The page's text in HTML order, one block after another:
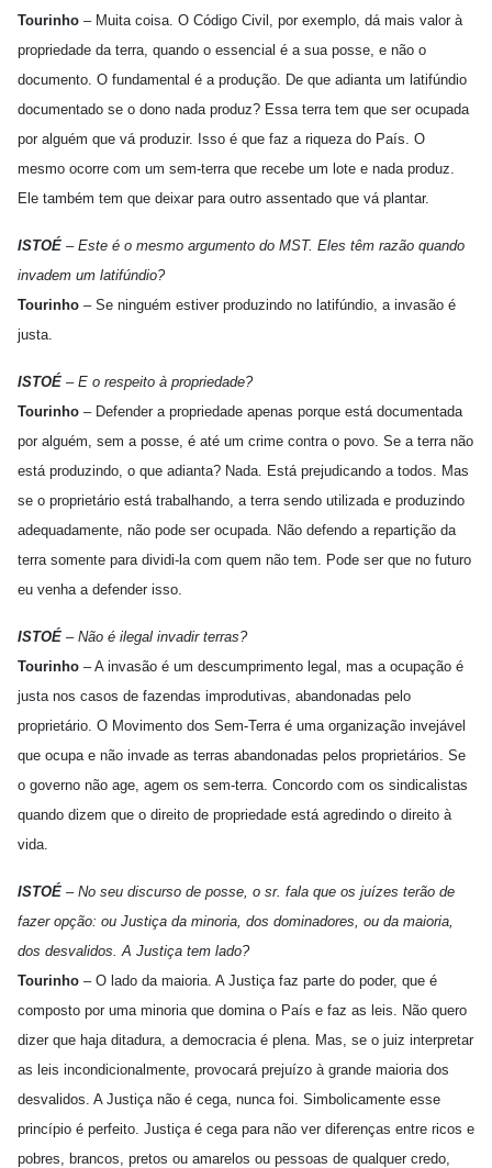
Tourinho – Muita coisa. O Código Civil, por exemplo, dá mais valor à
propriedade da terra, quando o essencial é a sua posse, e não o
documento. O fundamental é a produção. De que adianta um latifúndio
documentado se o dono nada produz? Essa terra tem que ser ocupada
por alguém que vá produzir. Isso é que faz a riqueza do País. O
mesmo ocorre com um sem-terra que recebe um lote e nada produz.
Ele também tem que deixar para outro assentado que vá plantar.
ISTOÉ – Este é o mesmo argumento do MST. Eles têm razão quando
invadem um latifúndio?
Tourinho – Se ninguém estiver produzindo no latifúndio, a invasão é
justa.
ISTOÉ – E o respeito à propriedade?
Tourinho – Defender a propriedade apenas porque está documentada
por alguém, sem a posse, é até um crime contra o povo. Se a terra não
está produzindo, o que adianta? Nada. Está prejudicando a todos. Mas
se o proprietário está trabalhando, a terra sendo utilizada e produzindo
adequadamente, não pode ser ocupada. Não defendo a repartição da
terra somente para dividi-la com quem não tem. Pode ser que no futuro
eu venha a defender isso.
ISTOÉ – Não é ilegal invadir terras?
Tourinho – A invasão é um descumprimento legal, mas a ocupação é
justa nos casos de fazendas improdutivas, abandonadas pelo
proprietário. O Movimento dos Sem-Terra é uma organização invejável
que ocupa e não invade as terras abandonadas pelos proprietários. Se
o governo não age, agem os sem-terra. Concordo com os sindicalistas
quando dizem que o direito de propriedade está agredindo o direito à
vida.
ISTOÉ – No seu discurso de posse, o sr. fala que os juízes terão de
fazer opção: ou Justiça da minoria, dos dominadores, ou da maioria,
dos desvalidos. A Justiça tem lado?
Tourinho – O lado da maioria. A Justiça faz parte do poder, que é
composto por uma minoria que domina o País e faz as leis. Não quero
dizer que haja ditadura, a democracia é plena. Mas, se o juiz interpretar
as leis incondicionalmente, provocará prejuízo à grande maioria dos
desvalidos. A Justiça não é cega, nunca foi. Simbolicamente esse
princípio é perfeito. Justiça é cega para não ver diferenças entre ricos e
pobres, brancos, pretos ou amarelos ou pessoas de qualquer credo,